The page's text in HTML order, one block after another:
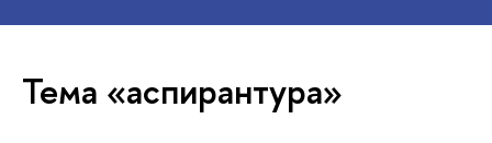
Тема «аспирантура»